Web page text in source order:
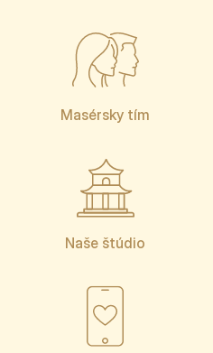
Masérsky tím
Naše štúdio